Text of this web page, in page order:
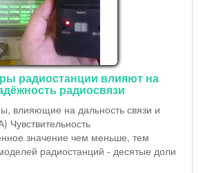
радиостанции влияют на
радиосвязи
влияющие на дальность связи и
Чувствительность
значение чем меньше, тем
радиостанций - десятые доли